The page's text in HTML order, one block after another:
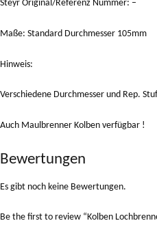
Steyr Original/Referenz Nummer: –
Maße: Standard Durchmesser 105mm
Hinweis:
Verschiedene Durchmesser und Rep.
Auch Maulbrenner Kolben verfügbar !
Bewertungen
Es gibt noch keine Bewertungen.
Be the first to review “Kolben